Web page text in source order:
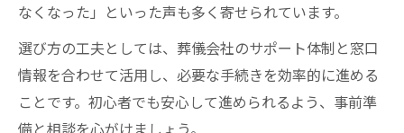
なくなった」といった声も多く寄せられています。
選び方の工夫としては、葬儀会社のサポート体制と窓口
情報を合わせて活用し、必要な手続きを効率的に進める
ことです。初心者でも安心して進められるよう、事前準